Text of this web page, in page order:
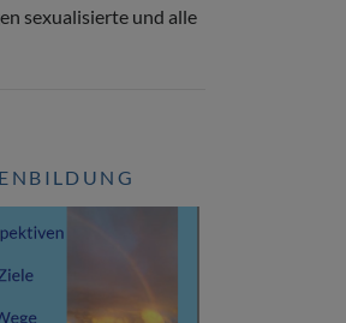
sexualisierte und alle